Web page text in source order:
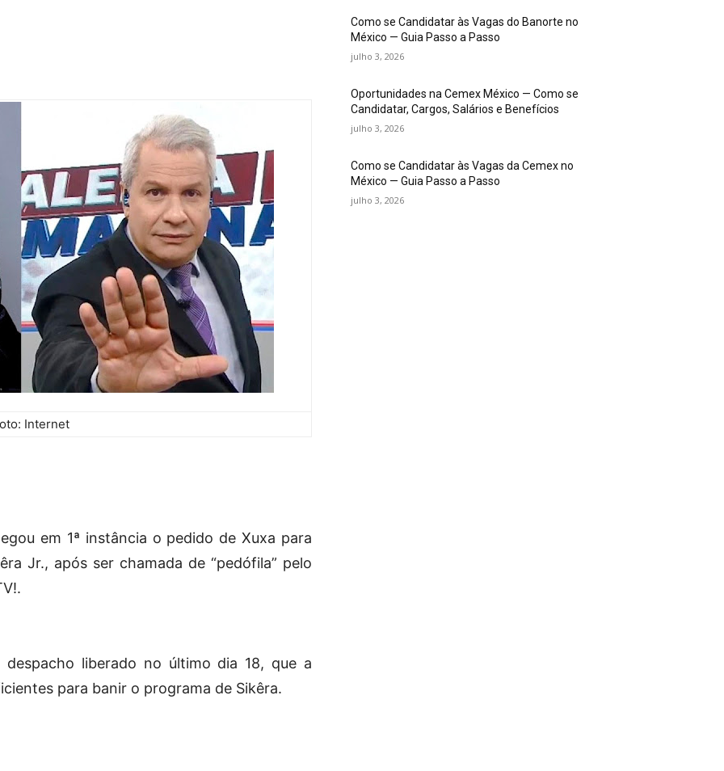
Internet
em 1ª instância o pedido de Xuxa para
Jr., após ser chamada de “pedófila” pelo
liberado no último dia 18, que a
para banir o programa de Sikêra.
Como se Candidatar às Vagas do Banorte no
México — Guia Passo a Passo
julho 3, 2026
Oportunidades na Cemex México — Como se
Candidatar, Cargos, Salários e Benefícios
julho 3, 2026
Como se Candidatar às Vagas da Cemex no
México — Guia Passo a Passo
julho 3, 2026